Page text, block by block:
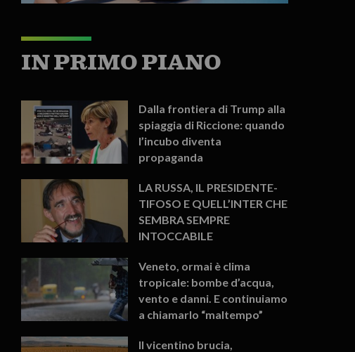
IN PRIMO PIANO
Dalla frontiera di Trump alla
spiaggia di Riccione: quando
l’incubo diventa
propaganda
LA RUSSA, IL PRESIDENTE-
TIFOSO E QUELL’INTER CHE
SEMBRA SEMPRE
INTOCCABILE
Veneto, ormai è clima
tropicale: bombe d’acqua,
vento e danni. E continuiamo
a chiamarlo “maltempo”
Il vicentino brucia,